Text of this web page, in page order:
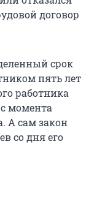
договор
срок
пять лет
работника
момента
А сам закон
со дня его